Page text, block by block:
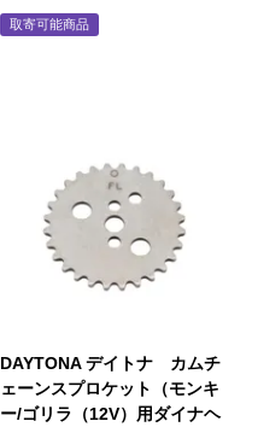
取寄可能商品
DAYTONA デイトナ カムチ
ェーンスプロケット（モンキ
ー/ゴリラ（12V）用ダイナヘ